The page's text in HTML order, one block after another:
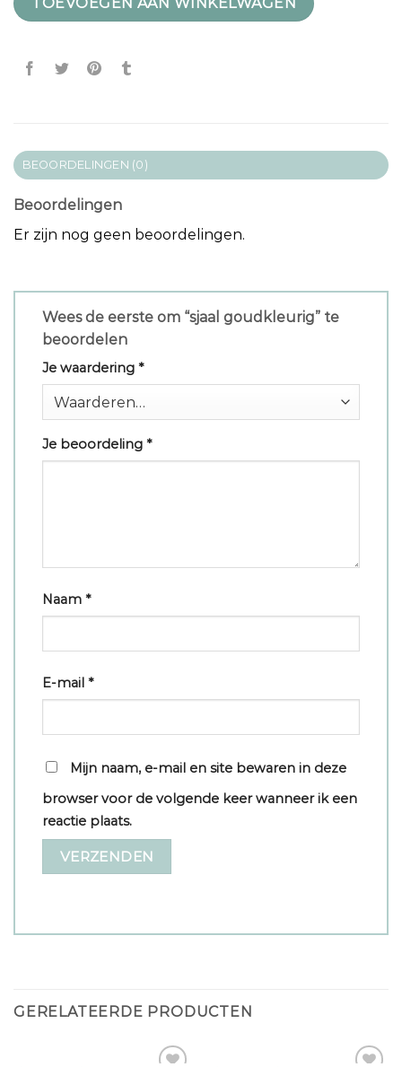
BEOORDELINGEN (0)
Beoordelingen
Er zijn nog geen beoordelingen.
Wees de eerste om “sjaal goudkleurig” te
beoordelen
Je waardering *
Je beoordeling *
Naam *
E-mail *
Mijn naam, e-mail en site bewaren in deze
browser voor de volgende keer wanneer ik een
reactie plaats.
GERELATEERDE PRODUCTEN